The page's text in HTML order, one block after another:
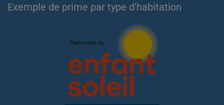
Exemple de prime par type d'habitation